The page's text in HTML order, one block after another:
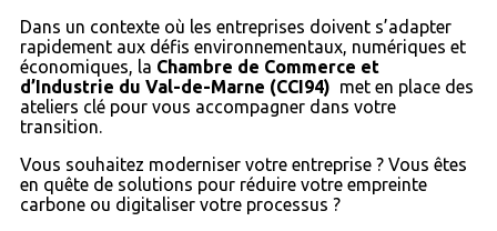
Dans un contexte où les entreprises doivent s’adapter
rapidement aux défis environnementaux, numériques et
économiques, la Chambre de Commerce et
d’Industrie du Val-de-Marne (CCI94) met en place des
ateliers clé pour vous accompagner dans votre
transition.
Vous souhaitez moderniser votre entreprise ? Vous êtes
en quête de solutions pour réduire votre empreinte
carbone ou digitaliser votre processus ?